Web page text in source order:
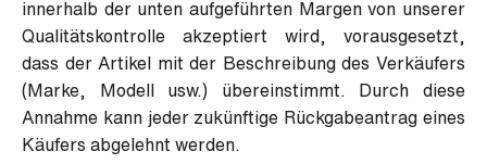
innerhalb der unten aufgeführten Margen von unserer
Qualitätskontrolle akzeptiert wird, vorausgesetzt,
dass der Artikel mit der Beschreibung des Verkäufers
(Marke, Modell usw.) übereinstimmt. Durch diese
Annahme kann jeder zukünftige Rückgabeantrag eines
Käufers abgelehnt werden.